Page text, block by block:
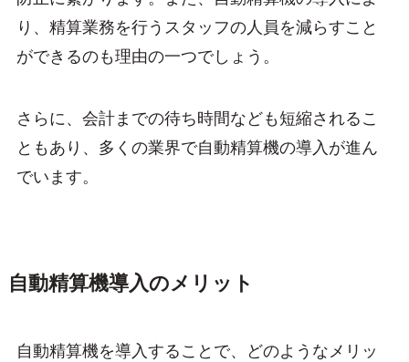
り、精算業務を行うスタッフの人員を減らすこと
ができるのも理由の一つでしょう。
さらに、会計までの待ち時間なども短縮されるこ
ともあり、多くの業界で自動精算機の導入が進ん
でいます。
自動精算機導入のメリット
自動精算機を導入することで、どのようなメリッ